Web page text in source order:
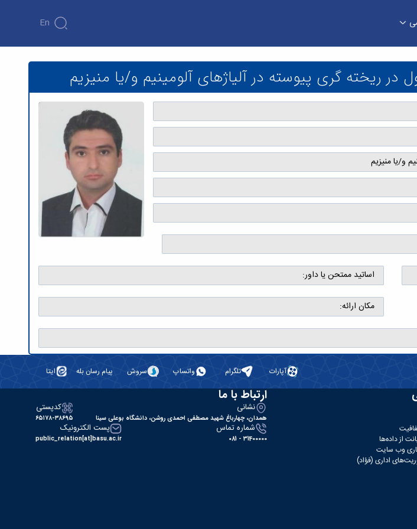
En
ریخته گری پیوسته در آلیاژهای آلومینیم و/یا منیزیم
و/یا منیزیم
اساتید ممتحن یا داور:
مکان ارائه:
آپارات تلگرام واتساپ سروش پیام رسان بله ایتا
از داده‌ها
وب‌ سایت
اداری (فؤاد)
ارتباط با ما
نشانی
همدان، چهارباغ شهید مصطفی احمدی روشن، دانشگاه بوعلی سینا
کدپستی
۶۵۱۷۸-۳۸۶۹۵
شماره تماس
31400000 - 081
پست الکترونیک
public_relation[at]basu.ac.ir